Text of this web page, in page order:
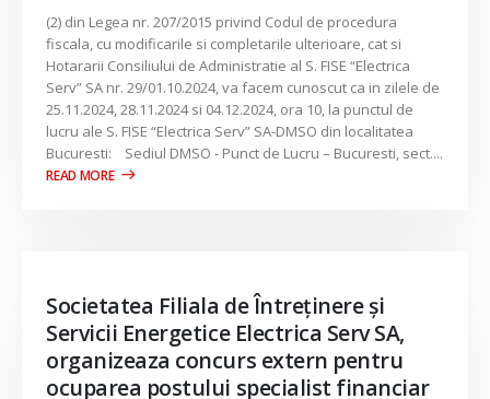
(2) din Legea nr. 207/2015 privind Codul de procedura
fiscala, cu modificarile si completarile ulterioare, cat si
Hotararii Consiliului de Administratie al S. FISE “Electrica
Serv” SA nr. 29/01.10.2024, va facem cunoscut ca in zilele de
25.11.2024, 28.11.2024 si 04.12.2024, ora 10, la punctul de
lucru ale S. FISE “Electrica Serv” SA-DMSO din localitatea
Bucuresti: Sediul DMSO - Punct de Lucru – Bucuresti, sect....
Societatea Filiala de Întreţinere şi
Servicii Energetice Electrica Serv SA,
organizeaza concurs extern pentru
ocuparea postului specialist financiar